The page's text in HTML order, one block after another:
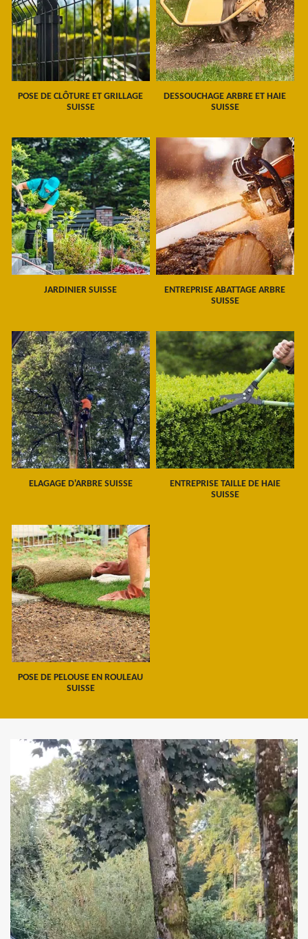
POSE DE CLÔTURE ET GRILLAGE
SUISSE
DESSOUCHAGE ARBRE ET HAIE
SUISSE
JARDINIER SUISSE
ENTREPRISE ABATTAGE ARBRE
SUISSE
ELAGAGE D'ARBRE SUISSE
ENTREPRISE TAILLE DE HAIE
SUISSE
POSE DE PELOUSE EN ROULEAU
SUISSE